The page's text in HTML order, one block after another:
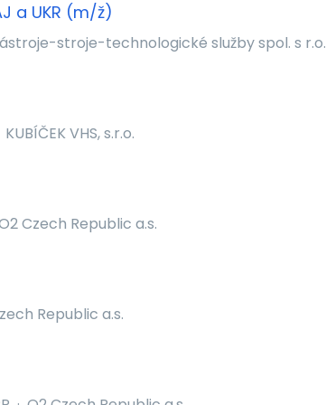
a UKR (m/ž)
stroje-technologické služby spol. s r.o.
KUBÍČEK VHS, s.r.o.
Czech Republic a.s.
Republic a.s.